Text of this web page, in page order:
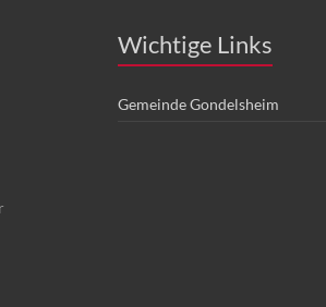
Wichtige Links
Gemeinde Gondelsheim